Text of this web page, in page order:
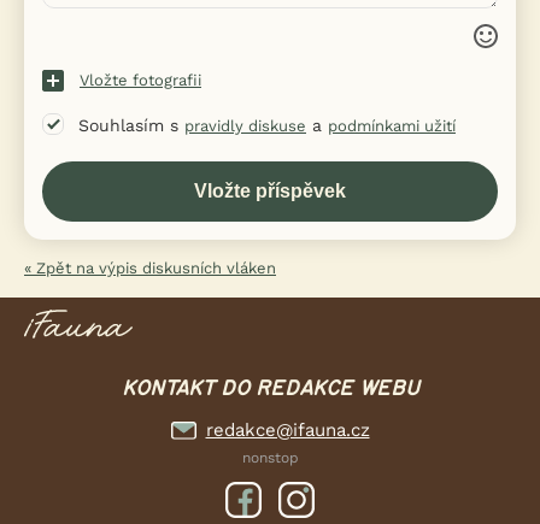
Vložte fotografii
Souhlasím s pravidly diskuse a podmínkami užití
« Zpět na výpis diskusních vláken
KONTAKT DO REDAKCE WEBU
redakce@ifauna.cz
nonstop